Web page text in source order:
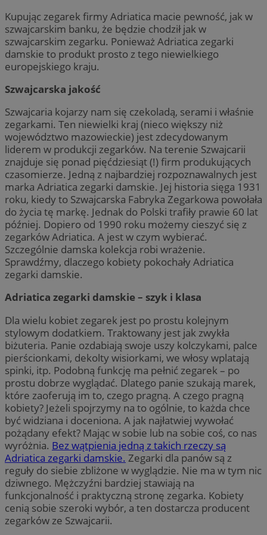
Kupując zegarek firmy Adriatica macie pewność, jak w
szwajcarskim banku, że będzie chodził jak w
szwajcarskim zegarku. Ponieważ Adriatica zegarki
damskie to produkt prosto z tego niewielkiego
europejskiego kraju.
Szwajcarska jakość
Szwajcaria kojarzy nam się czekoladą, serami i właśnie
zegarkami. Ten niewielki kraj (nieco większy niż
województwo mazowieckie) jest zdecydowanym
liderem w produkcji zegarków. Na terenie Szwajcarii
znajduje się ponad pięćdziesiąt (!) firm produkujących
czasomierze. Jedną z najbardziej rozpoznawalnych jest
marka Adriatica zegarki damskie. Jej historia sięga 1931
roku, kiedy to Szwajcarska Fabryka Zegarkowa powołała
do życia tę markę. Jednak do Polski trafiły prawie 60 lat
później. Dopiero od 1990 roku możemy cieszyć się z
zegarków Adriatica. A jest w czym wybierać.
Szczególnie damska kolekcja robi wrażenie.
Sprawdźmy, dlaczego kobiety pokochały Adriatica
zegarki damskie.
Adriatica zegarki damskie – szyk i klasa
Dla wielu kobiet zegarek jest po prostu kolejnym
stylowym dodatkiem. Traktowany jest jak zwykła
biżuteria. Panie ozdabiają swoje uszy kolczykami, palce
pierścionkami, dekolty wisiorkami, we włosy wplatają
spinki, itp. Podobną funkcję ma pełnić zegarek – po
prostu dobrze wyglądać. Dlatego panie szukają marek,
które zaoferują im to, czego pragną. A czego pragną
kobiety? Jeżeli spojrzymy na to ogólnie, to każda chce
być widziana i doceniona. A jak najłatwiej wywołać
pożądany efekt? Mając w sobie lub na sobie coś, co nas
wyróżnia. Bez wątpienia jedną z takich rzeczy są
Adriatica zegarki damskie. Zegarki dla panów są z
reguły do siebie zbliżone w wyglądzie. Nie ma w tym nic
dziwnego. Mężczyźni bardziej stawiają na
funkcjonalność i praktyczną stronę zegarka. Kobiety
cenią sobie szeroki wybór, a ten dostarcza producent
zegarków ze Szwajcarii.